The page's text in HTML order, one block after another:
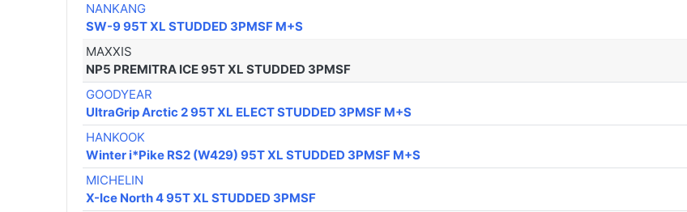
NANKANG
SW-9 95T XL STUDDED 3PMSF M+S
MAXXIS
NP5 PREMITRA ICE 95T XL STUDDED 3PMSF
GOODYEAR
UltraGrip Arctic 2 95T XL ELECT STUDDED 3PMSF M+S
HANKOOK
Winter i*Pike RS2 (W429) 95T XL STUDDED 3PMSF M+S
MICHELIN
X-Ice North 4 95T XL STUDDED 3PMSF